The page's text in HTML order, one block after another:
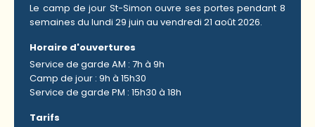
Le camp de jour St-Simon ouvre ses portes pendant 8
semaines du lundi 29 juin au vendredi 21 août 2026.
Horaire d'ouvertures
Service de garde AM : 7h à 9h
Camp de jour : 9h à 15h30
Service de garde PM : 15h30 à 18h
Tarifs